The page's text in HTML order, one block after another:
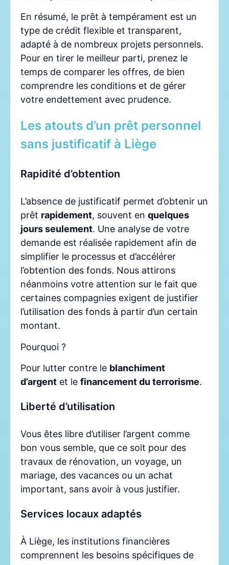
En résumé, le prêt à tempérament est un
type de crédit flexible et transparent,
adapté à de nombreux projets personnels.
Pour en tirer le meilleur parti, prenez le
temps de comparer les offres, de bien
comprendre les conditions et de gérer
votre endettement avec prudence.
Les atouts d’un prêt personnel
sans justificatif à Liège
Rapidité d’obtention
L’absence de justificatif permet d’obtenir un
prêt rapidement, souvent en quelques
jours seulement. Une analyse de votre
demande est réalisée rapidement afin de
simplifier le processus et d’accélérer
l’obtention des fonds. Nous attirons
néanmoins votre attention sur le fait que
certaines compagnies exigent de justifier
l’utilisation des fonds à partir d’un certain
montant.
Pourquoi ?
Pour lutter contre le blanchiment
d’argent et le financement du terrorisme.
Liberté d’utilisation
Vous êtes libre d’utiliser l’argent comme
bon vous semble, que ce soit pour des
travaux de rénovation, un voyage, un
mariage, des vacances ou un achat
important, sans avoir à vous justifier.
Services locaux adaptés
À Liège, les institutions financières
comprennent les besoins spécifiques de